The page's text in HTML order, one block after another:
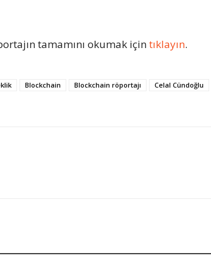
tamamını okumak içintıklayın.
Blockchain Blockchain röportajı
Celal Cündoğlu